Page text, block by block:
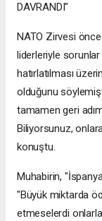
DAVRANDI"
NATO Zirvesi
liderleriyle sorunlar
hatırlatılması
olduğunu
tamamen geri
Biliyorsunuz,
konuştu.
Muhabirin,
"Büyük miktarda
etmeselerdi